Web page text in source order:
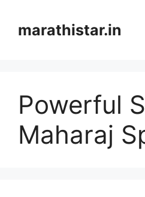
contentmarathistar.in
Powerful
Maharaj